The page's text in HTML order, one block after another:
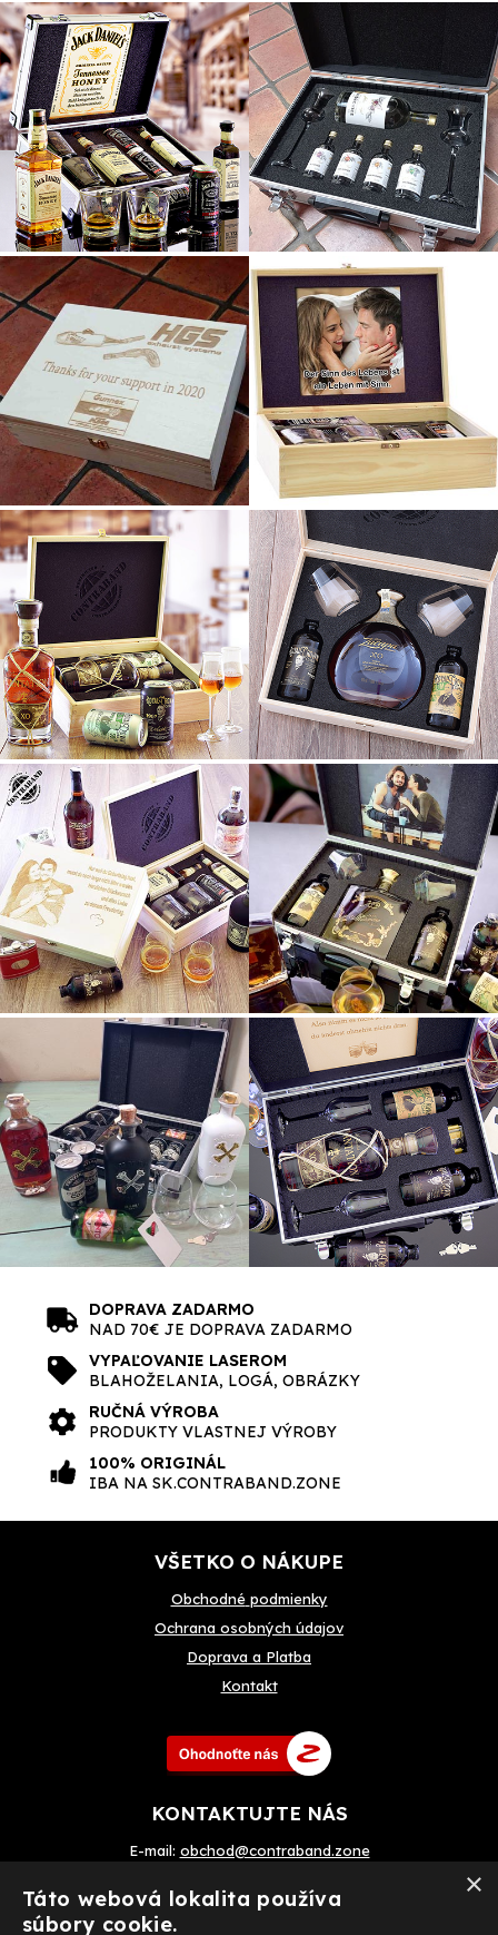
DOPRAVA ZADARMO
NAD 70€ JE DOPRAVA ZADARMO
VYPAĽOVANIE LASEROM
BLAHOŽELANIA, LOGÁ, OBRÁZKY
RUČNÁ VÝROBA
PRODUKTY VLASTNEJ VÝROBY
100% ORIGINÁL
IBA NA SK.CONTRABAND.ZONE
VŠETKO O NÁKUPE
Obchodné podmienky
Ochrana osobných údajov
Doprava a Platba
Kontakt
KONTAKTUJTE NÁS
E-mail: obchod@contraband.zone
×
Táto webová lokalita používa
súbory cookie.